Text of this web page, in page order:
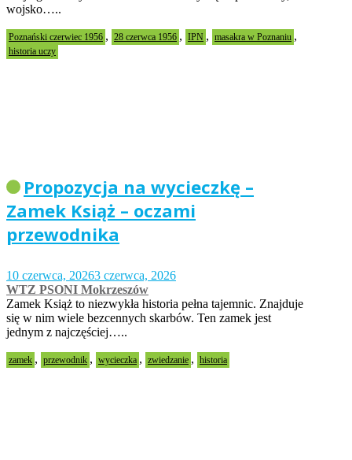
wojsko…..
Poznański czerwiec 1956 , 28 czerwca 1956 , IPN , masakra w Poznaniu ,
historia uczy
Propozycja na wycieczkę –
Zamek Książ – oczami
przewodnika
10 czerwca, 20263 czerwca, 2026
WTZ PSONI Mokrzeszów
Zamek Książ to niezwykła historia pełna tajemnic. Znajduje
się w nim wiele bezcennych skarbów. Ten zamek jest
jednym z najczęściej…..
zamek , przewodnik , wycieczka , zwiedzanie , historia